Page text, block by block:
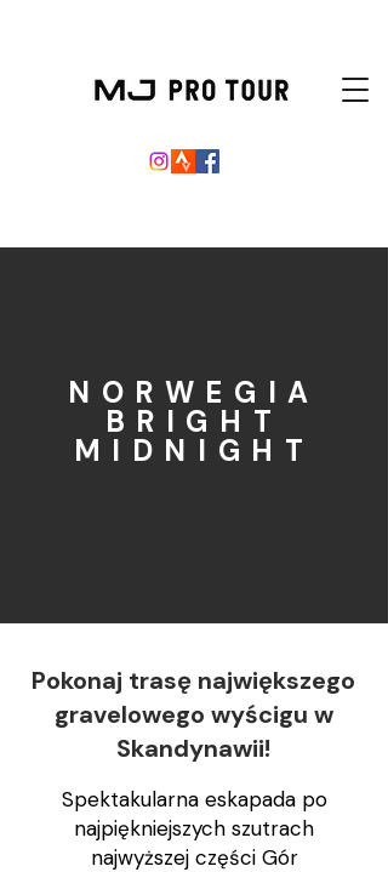
NORWEGIA
BRIGHT
MIDNIGHT
Pokonaj trasę największego
gravelowego wyścigu w
Skandynawii!
Spektakularna eskapada po
najpiękniejszych szutrach
najwyższej części Gór